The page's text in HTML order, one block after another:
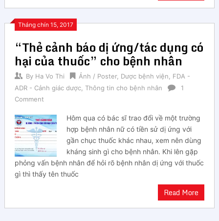
Tháng chín 15, 2017
“Thẻ cảnh báo dị ứng/tác dụng có
hại của thuốc” cho bệnh nhân
By Ha Vo Thi Ảnh / Poster, Dược bệnh viện
FDA -
ADR - Cảnh giác dược, Thông tin cho bệnh nhân
1
Comment
Hôm qua có bác sĩ trao đổi về một trường
hợp bệnh nhân nữ có tiền sử dị ứng với
gần chục thuốc khác nhau, xem nên dùng
kháng sinh gì cho bệnh nhân. Khi lên gặp
phỏng vấn bệnh nhân để hỏi rõ bệnh nhân dị ứng với thuốc
gì thì thấy tên thuốc
Read More